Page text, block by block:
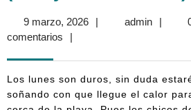
9 marzo, 20269
| adminadmin
|
comentarios
|
Los lunes son duros, sin duda
soñando con que llegue el calor